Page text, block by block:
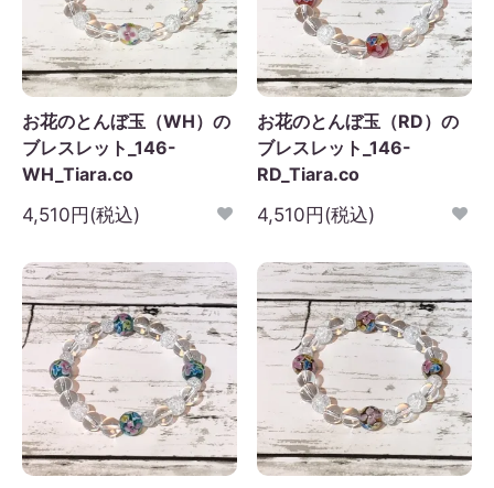
お花のとんぼ玉（WH）の
ブレスレット_146-
WH_Tiara.co
4,510円(税込)
お花のとんぼ玉（RD）の
ブレスレット_146-
RD_Tiara.co
4,510円(税込)